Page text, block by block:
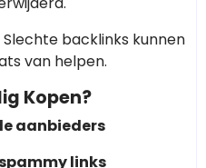
Slechte backlinks kunnen
van helpen.
Kopen?
aanbieders
links